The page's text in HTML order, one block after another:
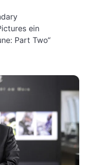
ein
Part Two“